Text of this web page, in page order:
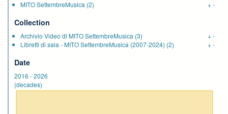
MITO SettembreMusica (2) +-
Collection
Archivio Video di MITO SettembreMusica (3) +-
Libretti di sala - MITO SettembreMusica (2007-2024) (2) +-
Date
2016 -2026
(decades)